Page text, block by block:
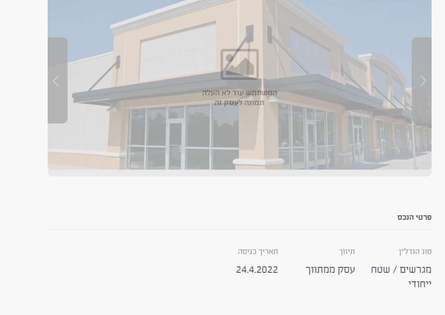
המשתמש עוד לא העלה
תמונה לעסק זה
פרטי הנכס
סוג הנדל"ן
מגרשים / שטח
ייחודי
תיווך
עסק ממתווך
תאריך כניסה
24.4.2022